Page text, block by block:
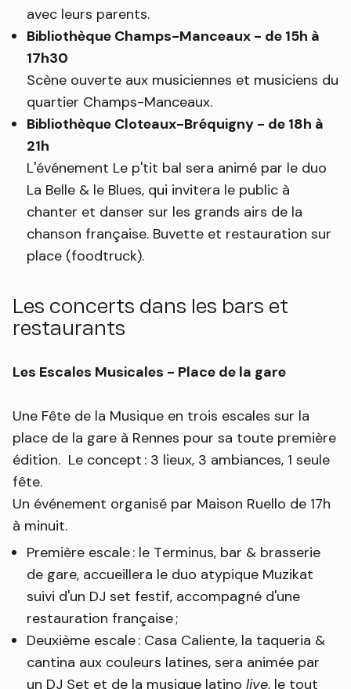
avec leurs parents.
Bibliothèque Champs-Manceaux - de 15h à
17h30
Scène ouverte aux musiciennes et musiciens du
quartier Champs-Manceaux.
Bibliothèque Cloteaux-Bréquigny - de 18h à
21h
L'événement Le p'tit bal sera animé par le duo
La Belle & le Blues, qui invitera le public à
chanter et danser sur les grands airs de la
chanson française. Buvette et restauration sur
place (foodtruck).
Les concerts dans les bars et
restaurants
Les Escales Musicales - Place de la gare
Une Fête de la Musique en trois escales sur la
place de la gare à Rennes pour sa toute première
édition. Le concept : 3 lieux, 3 ambiances, 1 seule
fête.
Un événement organisé par Maison Ruello de 17h
à minuit.
Première escale : le Terminus, bar & brasserie
de gare, accueillera le duo atypique Muzikat
suivi d'un DJ set festif, accompagné d'une
restauration française ;
Deuxième escale : Casa Caliente, la taqueria &
cantina aux couleurs latines, sera animée par
un DJ Set et de la musique latino live, le tout